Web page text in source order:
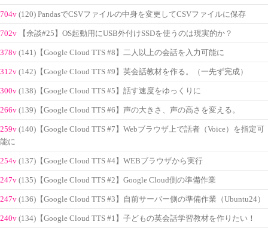
704v (120) PandasでCSVファイルの中身を変更してCSVファイルに保存
702v 【余談#25】OS起動用にUSB外付けSSDを使うのは現実的か？
378v (141)【Google Cloud TTS #8】二人以上の会話を入力可能に
312v (142)【Google Cloud TTS #9】英会話教材を作る。（一先ず完成）
300v (138)【Google Cloud TTS #5】話す速度をゆっくりに
266v (139)【Google Cloud TTS #6】声の大きさ、声の高さを変える。
259v (140)【Google Cloud TTS #7】Webブラウザ上で話者（Voice）を指定可
能に
254v (137)【Google Cloud TTS #4】WEBブラウザから実行
247v (135)【Google Cloud TTS #2】Google Cloud側の準備作業
247v (136)【Google Cloud TTS #3】自前サーバー側の準備作業（Ubuntu24）
240v (134)【Google Cloud TTS #1】子どもの英会話学習教材を作りたい！